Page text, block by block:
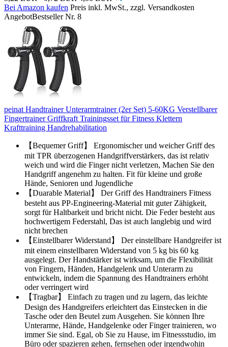
Bei Amazon kaufen Preis inkl. MwSt., zzgl. Versandkosten
AngebotBestseller Nr. 8
peinat Handtrainer Unterarmtrainer (2er Set) 5-60KG Verstellbarer
Fingertrainer Griffkraft Trainingsset für Fitness Klettern
Krafttraining Handrehabilitation
【Bequemer Griff】 Ergonomischer und weicher Griff des
mit TPR überzogenen Handgriffverstärkers, das ist relativ
weich und wird die Finger nicht verletzen, Machen Sie den
Handgriff angenehm zu halten. Fit für kleine und große
Hände, Senioren und Jugendliche
【Duarable Material】 Der Griff des Handtrainers Fitness
besteht aus PP-Engineering-Material mit guter Zähigkeit,
sorgt für Haltbarkeit und bricht nicht. Die Feder besteht aus
hochwertigem Federstahl, Das ist auch langlebig und wird
nicht brechen
【Einstellbarer Widerstand】 Der einstellbare Handgreifer ist
mit einem einstellbaren Widerstand von 5 kg bis 60 kg
ausgelegt. Der Handstärker ist wirksam, um die Flexibilität
von Fingern, Händen, Handgelenk und Unterarm zu
entwickeln, indem die Spannung des Handtrainers erhöht
oder verringert wird
【Tragbar】 Einfach zu tragen und zu lagern, das leichte
Design des Handgreifers erleichtert das Einstecken in die
Tasche oder den Beutel zum Ausgehen. Sie können Ihre
Unterarme, Hände, Handgelenke oder Finger trainieren, wo
immer Sie sind. Egal, ob Sie zu Hause, im Fitnessstudio, im
Büro oder spazieren gehen, fernsehen oder irgendwohin